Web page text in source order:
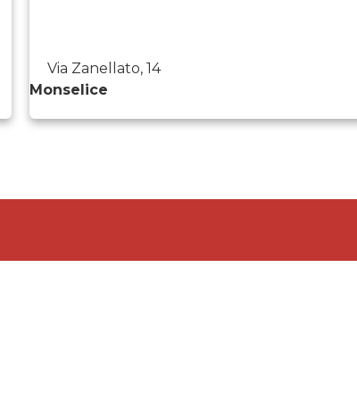
Via Zanellato, 14
Monselice